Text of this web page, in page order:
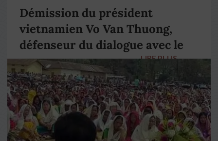
Démission du président
vietnamien Vo Van Thuong,
défenseur du dialogue avec le
pape François
LIRE PLUS →